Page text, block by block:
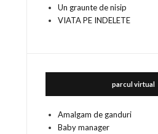
Un graunte de nisip
VIATA PE INDELETE
parcul virtual
Amalgam de ganduri
Baby manager